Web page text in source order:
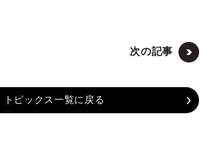
次の記事
トピックス一覧に戻る